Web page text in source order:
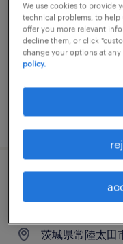
茨城県常陸太田
temporary
¥1300.00 per
posted 15 july 2026
物流・ロジステ
ー、仕分け・ピ
茨城県常陸太田
We use cookies to provide
technical problems, to help
offer you more relevant
decline them, or click
change your options at
policy.